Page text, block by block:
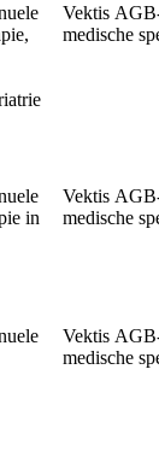
Vektis
medische
in
Vektis
medische
Vektis
medische